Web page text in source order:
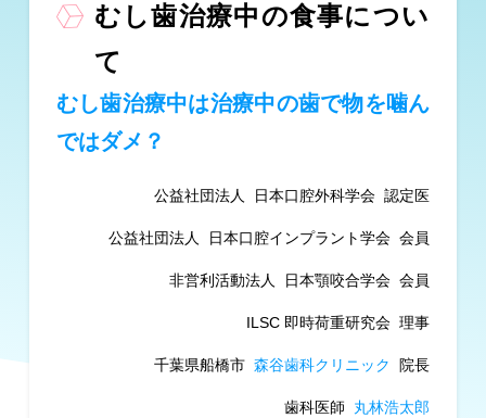
むし歯治療中の食事につい
て
むし歯治療中は治療中の歯で物を噛ん
ではダメ？
公益社団法人 日本口腔外科学会 認定医
公益社団法人 日本口腔インプラント学会 会員
非営利活動法人 日本顎咬合学会 会員
ILSC 即時荷重研究会 理事
千葉県船橋市森谷歯科クリニック 院長
歯科医師 丸林浩太郎